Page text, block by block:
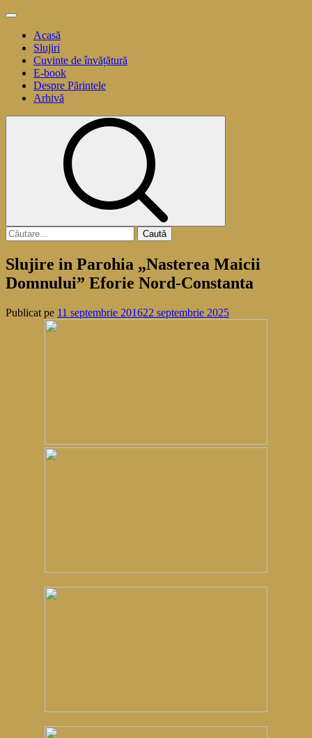
Sari
conținut
Meniu
principalAcasă
Slujiri
Cuvinte de învățătură
E-book
Despre Părintele
Arhivă
Caută
după:
Slujire in Parohia „Nasterea Maicii
Domnului” Eforie Nord-Constanta
Publicat pe 11 septembrie 201622 septembrie 2025